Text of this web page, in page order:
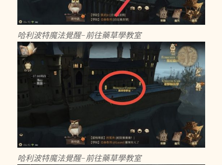
哈利波特魔法覺醒-前往藥草學教室
哈利波特魔法覺醒-前往藥草學教室